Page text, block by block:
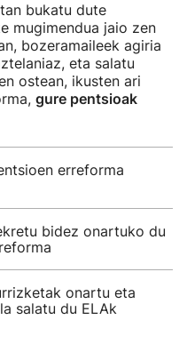
bukatu dute
mugimendua jaio zen
bozeramaileek agiria
eta salatu
ostean, ikusten ari
gure pentsioak
erreforma
bidez onartuko du
onartu eta
salatu du ELAk